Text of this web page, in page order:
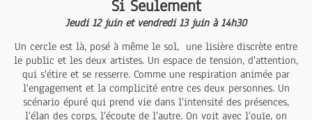
Si Seulement
Jeudi 12 juin et vendredi 13 juin à 14h30
Un cercle est là, posé à même le sol, une lisière discrète entre
le public et les deux artistes. Un espace de tension, d'attention,
qui s'étire et se resserre. Comme une respiration animée par
l'engagement et la complicité entre ces deux personnes. Un
scénario épuré qui prend vie dans l'intensité des présences,
l'élan des corps, l'écoute de l'autre. On voit avec l'ouïe, on